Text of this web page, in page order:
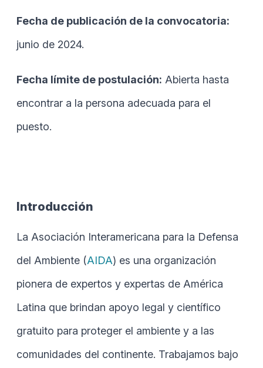
Fecha de publicación de la convocatoria:
junio de 2024.
Fecha límite de postulación: Abierta hasta
encontrar a la persona adecuada para el
puesto.
Introducción
La Asociación Interamericana para la Defensa
del Ambiente (AIDA) es una organización
pionera de expertos y expertas de América
Latina que brindan apoyo legal y científico
gratuito para proteger el ambiente y a las
comunidades del continente. Trabajamos bajo